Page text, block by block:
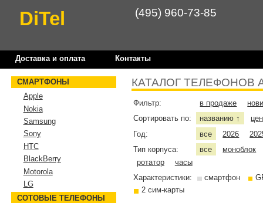
DiTel (495) 960-73-85
Доставка и оплата Контакты
КАТАЛОГ ТЕЛЕФОНОВ
Фильтр: в продаже
Сортировать по:
названию ↑
Год:
все 2026
Тип корпуса:
все
моноблок
ротатор
часы
Характеристики:
смартфон
2 сим-карты
СМАРТФОНЫ
Apple
Nokia
Samsung
Sony
HTC
BlackBerry
Motorola
LG
СОТОВЫЕ ТЕЛЕФОНЫ